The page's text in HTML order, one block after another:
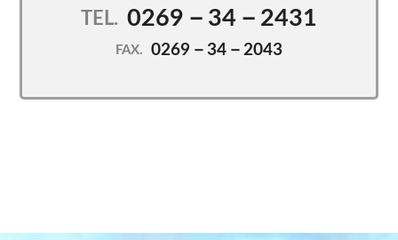
TEL. 0269－34－2431
FAX. 0269－34－2043